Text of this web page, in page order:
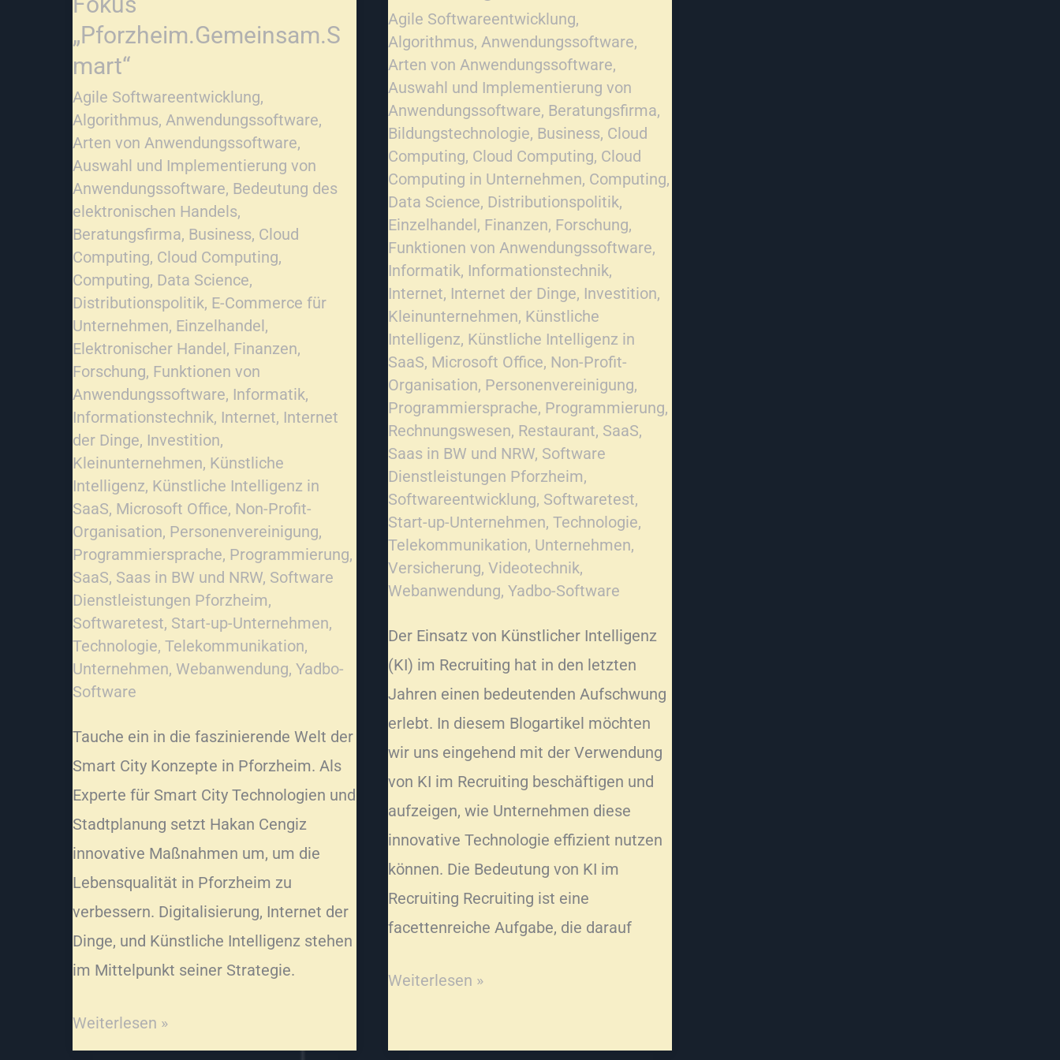
„Pforzheim.Gemeinsam.S
mart“
Agile Softwareentwicklung,
Algorithmus, Anwendungssoftware,
Arten von Anwendungssoftware,
Auswahl und Implementierung von
Anwendungssoftware, Bedeutung des
elektronischen Handels,
Beratungsfirma, Business, Cloud
Computing, Cloud Computing,
Computing, Data Science,
Distributionspolitik, E-Commerce für
Unternehmen, Einzelhandel,
Elektronischer Handel, Finanzen,
Forschung, Funktionen von
Anwendungssoftware, Informatik,
Informationstechnik, Internet, Internet
der Dinge, Investition,
Kleinunternehmen, Künstliche
Intelligenz, Künstliche Intelligenz in
SaaS, Microsoft Office, Non-Profit-
Organisation, Personenvereinigung,
Programmiersprache, Programmierung,
SaaS, Saas in BW und NRW, Software
Dienstleistungen Pforzheim,
Softwaretest, Start-up-Unternehmen,
Technologie, Telekommunikation,
Unternehmen, Webanwendung, Yadbo-
Software
Tauche ein in die faszinierende Welt der
Smart City Konzepte in Pforzheim. Als
Experte für Smart City Technologien und
Stadtplanung setzt Hakan Cengiz
innovative Maßnahmen um, um die
Lebensqualität in Pforzheim zu
verbessern. Digitalisierung, Internet der
Dinge, und Künstliche Intelligenz stehen
im Mittelpunkt seiner Strategie.
Weiterlesen »
Agile Softwareentwicklung,
Algorithmus, Anwendungssoftware,
Arten von Anwendungssoftware,
Auswahl und Implementierung von
Anwendungssoftware, Beratungsfirma,
Bildungstechnologie, Business, Cloud
Computing, Cloud Computing, Cloud
Computing in Unternehmen, Computing,
Data Science, Distributionspolitik,
Einzelhandel, Finanzen, Forschung,
Funktionen von Anwendungssoftware,
Informatik, Informationstechnik,
Internet, Internet der Dinge, Investition,
Kleinunternehmen, Künstliche
Intelligenz, Künstliche Intelligenz in
SaaS, Microsoft Office, Non-Profit-
Organisation, Personenvereinigung,
Programmiersprache, Programmierung,
Rechnungswesen, Restaurant, SaaS,
Saas in BW und NRW, Software
Dienstleistungen Pforzheim,
Softwareentwicklung, Softwaretest,
Start-up-Unternehmen, Technologie,
Telekommunikation, Unternehmen,
Versicherung, Videotechnik,
Webanwendung, Yadbo-Software
Der Einsatz von Künstlicher Intelligenz
(KI) im Recruiting hat in den letzten
Jahren einen bedeutenden Aufschwung
erlebt. In diesem Blogartikel möchten
wir uns eingehend mit der Verwendung
von KI im Recruiting beschäftigen und
aufzeigen, wie Unternehmen diese
innovative Technologie effizient nutzen
können. Die Bedeutung von KI im
Recruiting Recruiting ist eine
facettenreiche Aufgabe, die darauf
Weiterlesen »